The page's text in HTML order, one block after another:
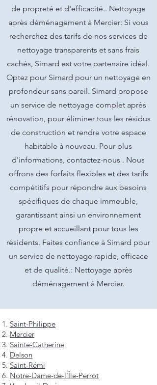
de propreté et d'efficacité.. Nettoyage
après déménagement à Mercier: Si vous
recherchez des tarifs de nos services de
nettoyage transparents et sans frais
cachés, Simard est votre partenaire idéal.
Optez pour Simard pour un nettoyage en
profondeur sans pareil. Simard propose
un service de nettoyage complet après
rénovation, pour éliminer tous les résidus
de construction et rendre votre espace
habitable à nouveau. Pour plus
d'informations, contactez-nous . Nous
offrons des forfaits flexibles et des tarifs
compétitifs pour répondre aux besoins
spécifiques de chaque immeuble,
garantissant ainsi un environnement
propre et accueillant pour tous les
résidents. Faites confiance à Simard pour
un service de nettoyage rapide, efficace
et de qualité.: Nettoyage après
déménagement à Mercier.
Saint-Philippe
Mercier
Sainte-Catherine
Delson
Saint-Rémi
Notre-Dame-de-l'Île-Perrot